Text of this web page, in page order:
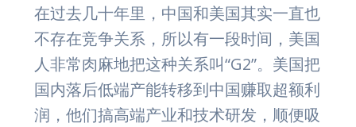
在过去几十年里，中国和美国其实一直也
不存在竞争关系，所以有一段时间，美国
人非常肉麻地把这种关系叫“G2”。美国把
国内落后低端产能转移到中国赚取超额利
润，他们搞高端产业和技术研发，顺便吸